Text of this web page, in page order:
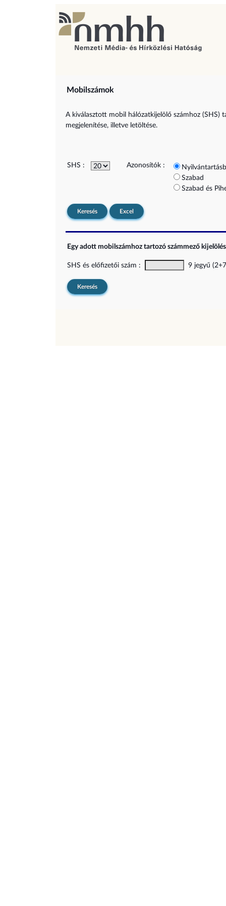
Mobilszámok
A kiválasztott mobil hálózatkijelölő számhoz
megjelenítése, illetve letöltése.
SHS : Azonosítók :
Szabad
Szabad és
Keresés Excel
Egy adott mobilszámhoz tartozó számmező
SHS és előfizetői szám : 9 jegyű
Keresés